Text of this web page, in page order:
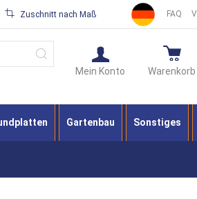
FAQ
Zuschnitt nach Maß
Warenkorb
Mein Konto
Gartenbau Sonstiges